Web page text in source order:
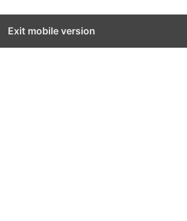
Exit mobile version